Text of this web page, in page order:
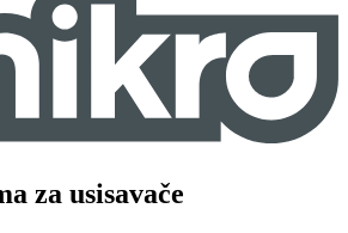
za usisavače